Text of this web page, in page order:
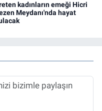
kadınların emeği Hicri
Meydanı'nda hayat